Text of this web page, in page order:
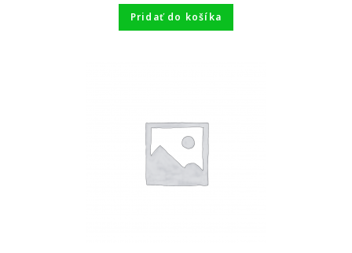
Pridať do košíka